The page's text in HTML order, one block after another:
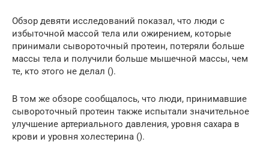
Обзор девяти исследований показал, что люди с
избыточной массой тела или ожирением, которые
принимали сывороточный протеин, потеряли больше
массы тела и получили больше мышечной массы, чем
те, кто этого не делал ().
В том же обзоре сообщалось, что люди, принимавшие
сывороточный протеин также испытали значительное
улучшение артериального давления, уровня сахара в
крови и уровня холестерина ().